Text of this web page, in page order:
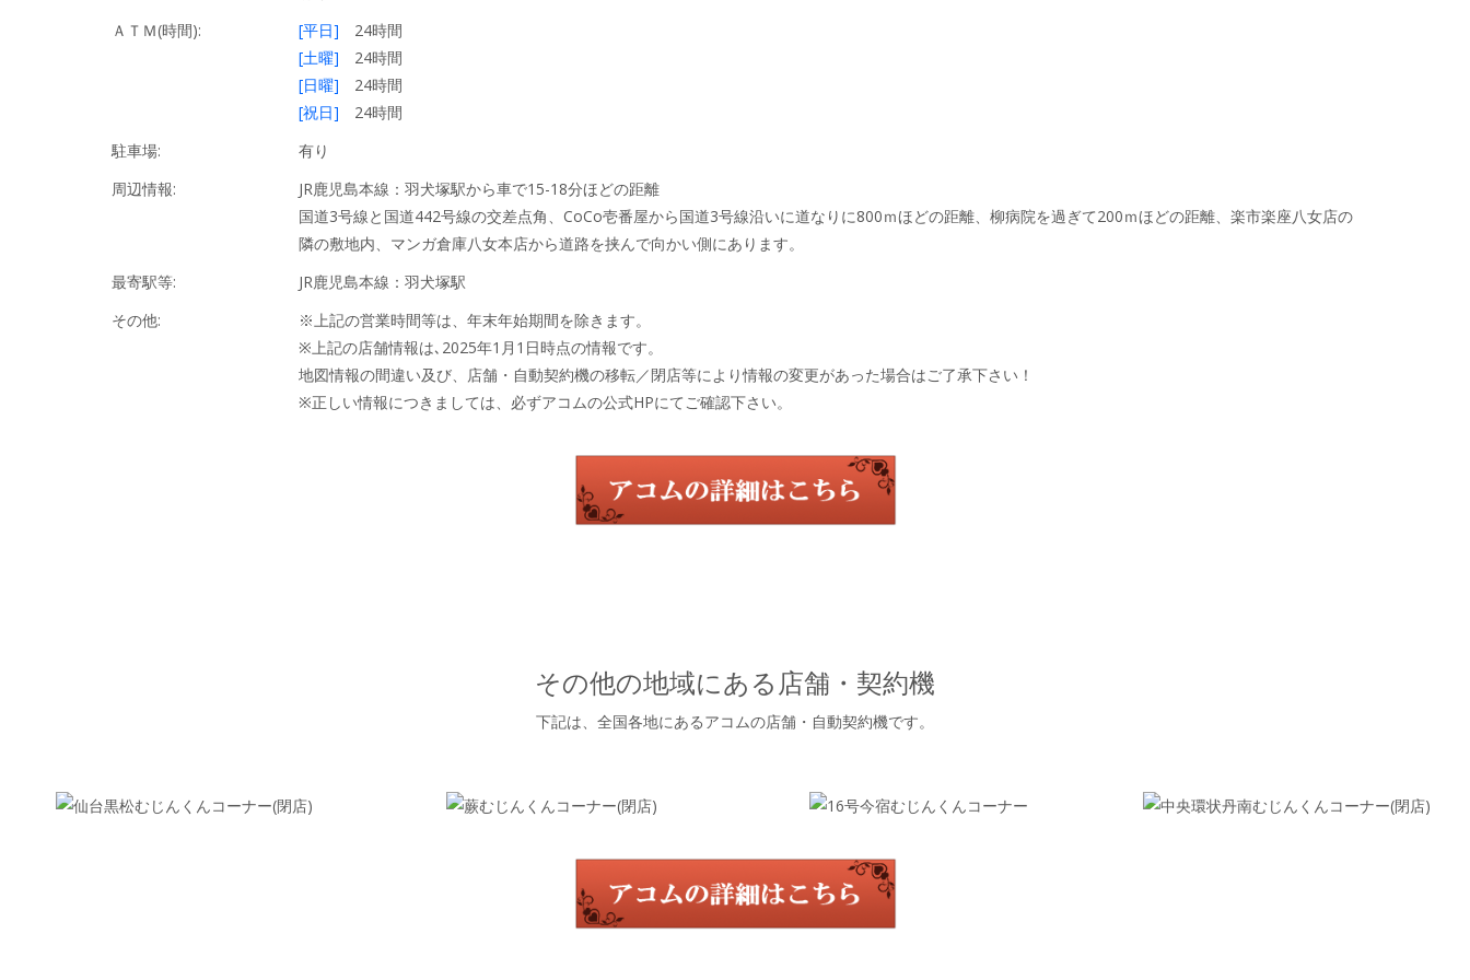
ＡＴＭ(時間):
[平日] 24時間
[土曜] 24時間
[日曜] 24時間
[祝日] 24時間
駐車場:
有り
周辺情報:
JR鹿児島本線：羽犬塚駅から車で15-18分ほどの距離
国道3号線と国道442号線の交差点角、CoCo壱番屋から国道3号線沿いに道なりに800ｍほどの距離、柳病院を過ぎて200ｍほどの距離、楽市楽座八女店の
隣の敷地内、マンガ倉庫八女本店から道路を挟んで向かい側にあります。
最寄駅等:
JR鹿児島本線：羽犬塚駅
その他:
※上記の営業時間等は、年末年始期間を除きます。
※上記の店舗情報は､2025年1月1日時点の情報です。
地図情報の間違い及び、店舗・自動契約機の移転／閉店等により情報の変更があった場合はご了承下さい！
※正しい情報につきましては、必ずアコムの公式HPにてご確認下さい。
その他の地域にある店舗・契約機
下記は、全国各地にあるアコムの店舗・自動契約機です。